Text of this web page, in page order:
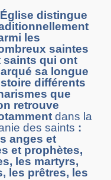
distingue
les
saintes
saints qui ont
sa longue
différents
que
retrouve
dans la
des saints :
anges et
et prophètes,
les martyrs,
les prêtres, les